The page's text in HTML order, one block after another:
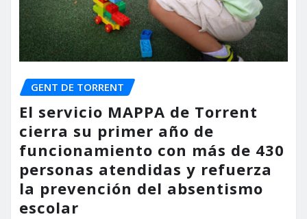
GENT DE TORRENT
El servicio MAPPA de Torrent
cierra su primer año de
funcionamiento con más de 430
personas atendidas y refuerza
la prevención del absentismo
escolar